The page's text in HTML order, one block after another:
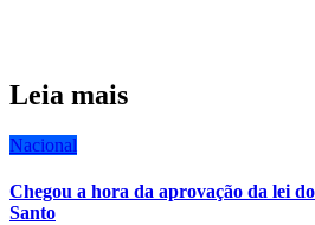
Leia mais
Nacional
Chegou a hora da aprovação da lei
Santo